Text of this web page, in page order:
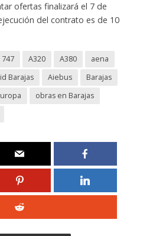
ofertas finalizará el 7 de
del contrato es de 10
747 A320 A380
aena
Barajas
Aiebus
Barajas
obras en Barajas